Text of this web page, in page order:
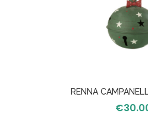
RENNA
VERDE/
€